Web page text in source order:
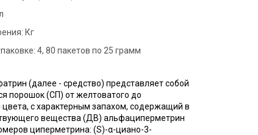
спортзалов
рыбного цеха
ферм
кондитерского
вагонов
Кг
4, 80 пакетов по 25 грамм
(далее - средство) представляет собой
порошок (СП) от желтоватого до
цвета, с характерным запахом, содержащий в
вещества (ДВ) альфациперметрин
циперметрина: (S)-α-циано-3-